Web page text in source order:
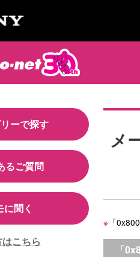
ーで探す
るご質問
聞く
こちら
メ
※ 「
「